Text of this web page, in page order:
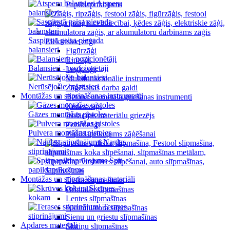
Atsperu
balansieri
Saspiestā gaisa pievada
balansieri
Balansieri - pozicionētāji
Nerūsējošie balansieri
Montāžas un stiprināšanas instrumenti
Gāzes montāžas pistoles
Pulvera montāžas pistoles
Naglas,
stiprinājumi
Spit
papildaprīkojums
Montāžas un stiprināšanas materiāli
Skrūves
kokam
Terases
stiprinājumi
Apdares materiāli
Papildaprīkojums
Elektriskie zāģi
Figūrzāģi
Ripzāģi
Leņķzāģi
Multifunkcionālie instrumenti
Zāģēšanas darba galdi
Betona un metāla griešanas instrumenti
Ķēdes zāģi
Izolācijas materiālu griezējs
Zobenzāģi
Papildaprīkojums zāģēšanai
Slīpmašīnas
Diska slīpmašīnas
Orbitālās slīpmašīnas
Lentes slīpmašīnas
Akumulatora slīpmašīnas
Sienu un griestu slīpmašīnas
Slotiņu slīpmašīnas